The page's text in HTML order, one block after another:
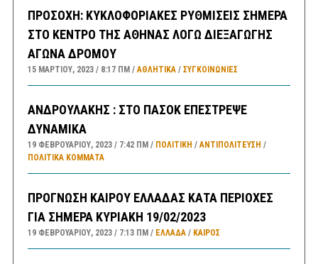
ΠΡΟΣΟΧΗ: ΚΥΚΛΟΦΟΡΙΑΚΕΣ ΡΥΘΜΙΣΕΙΣ ΣΗΜΕΡΑ
ΣΤΟ ΚΕΝΤΡΟ ΤΗΣ ΑΘΗΝΑΣ ΛΟΓΩ ΔΙΕΞΑΓΩΓΗΣ
ΑΓΩΝΑ ΔΡΟΜΟΥ
15 ΜΑΡΤΊΟΥ, 2023 8:17 ΠΜ ΑΘΛΗΤΙΚΑ/ ΣΥΓΚΟΙΝΩΝΊΕΣ
ΑΝΔΡΟΥΛΑΚΗΣ : ΣΤΟ ΠΑΣΟΚ ΕΠΕΣΤΡΕΨΕ
ΔΥΝΑΜΙΚΑ
19 ΦΕΒΡΟΥΑΡΊΟΥ, 2023 7:42 ΠΜ ΠΟΛΙΤΙΚΗ / ΑΝΤΙΠΟΛΊΤΕΥΣΗ /
ΠΟΛΙΤΙΚΆ ΚΌΜΜΑΤΑ
ΠΡΟΓΝΩΣΗ ΚΑΙΡΟΥ ΕΛΛΑΔΑΣ ΚΑΤΑ ΠΕΡΙΟΧΕΣ
ΓΙΑ ΣΗΜΕΡΑ ΚΥΡΙΑΚΗ 19/02/2023
19 ΦΕΒΡΟΥΑΡΊΟΥ, 2023 7:13 ΠΜ ΕΛΛΑΔA/ ΚΑΙΡΌΣ